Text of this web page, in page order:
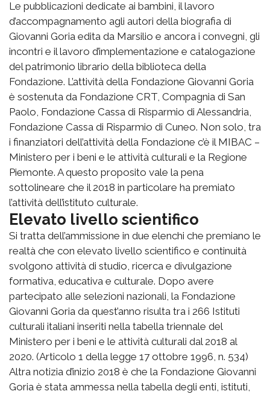
Le pubblicazioni dedicate ai bambini, il lavoro
d’accompagnamento agli autori della biografia di
Giovanni Goria edita da Marsilio e ancora i convegni, gli
incontri e il lavoro d’implementazione e catalogazione
del patrimonio librario della biblioteca della
Fondazione. L’attività della Fondazione Giovanni Goria
è sostenuta da Fondazione CRT, Compagnia di San
Paolo, Fondazione Cassa di Risparmio di Alessandria,
Fondazione Cassa di Risparmio di Cuneo. Non solo, tra
i finanziatori dell’attività della Fondazione c’è il MIBAC –
Ministero per i beni e le attività culturali e la Regione
Piemonte. A questo proposito vale la pena
sottolineare che il 2018 in particolare ha premiato
l’attività dell’istituto culturale.
Elevato livello scientifico
Si tratta dell’ammissione in due elenchi che premiano le
realtà che con elevato livello scientifico e continuità
svolgono attività di studio, ricerca e divulgazione
formativa, educativa e culturale. Dopo avere
partecipato alle selezioni nazionali, la Fondazione
Giovanni Goria da quest’anno risulta tra i 266 Istituti
culturali italiani inseriti nella tabella triennale del
Ministero per i beni e le attività culturali dal 2018 al
2020. (Articolo 1 della legge 17 ottobre 1996, n. 534)
Altra notizia d’inizio 2018 è che la Fondazione Giovanni
Goria è stata ammessa nella tabella degli enti, istituti,